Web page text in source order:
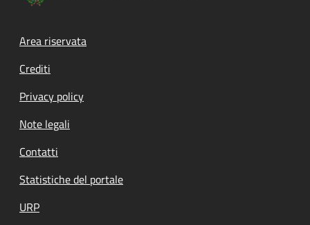
Footer menu
Area riservata
Crediti
Privacy policy
Note legali
Contatti
Statistiche del portale
URP